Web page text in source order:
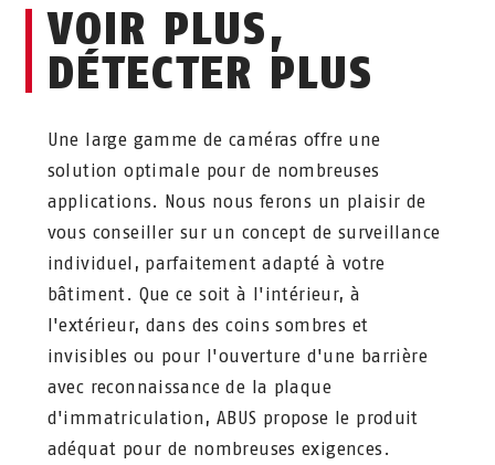
VOIR PLUS,
DÉTECTER PLUS
Une large gamme de caméras offre une
solution optimale pour de nombreuses
applications. Nous nous ferons un plaisir de
vous conseiller sur un concept de surveillance
individuel, parfaitement adapté à votre
bâtiment. Que ce soit à l'intérieur, à
l'extérieur, dans des coins sombres et
invisibles ou pour l'ouverture d'une barrière
avec reconnaissance de la plaque
d'immatriculation, ABUS propose le produit
adéquat pour de nombreuses exigences.